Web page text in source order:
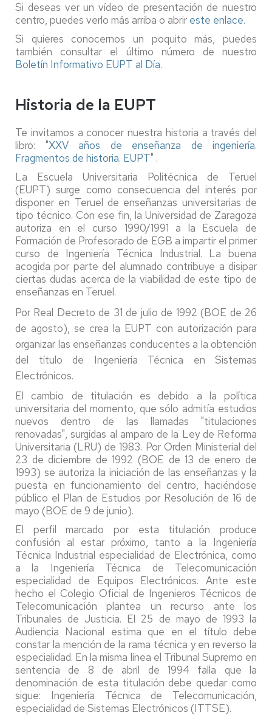
Si deseas ver un vídeo de presentación de nuestro
centro, puedes verlo más arriba o abrir este enlace.
Si quieres conocernos un poquito más, puedes
también consultar el último número de nuestro
Boletín Informativo EUPT al Día.
Historia de la EUPT
Te invitamos a conocer nuestra historia a través del
libro: "XXV años de enseñanza de ingeniería.
Fragmentos de historia. EUPT" .
La Escuela Universitaria Politécnica de Teruel
(EUPT) surge como consecuencia del interés por
disponer en Teruel de enseñanzas universitarias de
tipo técnico. Con ese fin, la Universidad de Zaragoza
autoriza en el curso 1990/1991 a la Escuela de
Formación de Profesorado de EGB a impartir el primer
curso de Ingeniería Técnica Industrial. La buena
acogida por parte del alumnado contribuye a disipar
ciertas dudas acerca de la viabilidad de este tipo de
enseñanzas en Teruel.
Por Real Decreto de 31 de julio de 1992 (BOE de 26
de agosto), se crea la EUPT con autorización para
organizar las enseñanzas conducentes a la obtención
del título de Ingeniería Técnica en Sistemas
Electrónicos.
El cambio de titulación es debido a la política
universitaria del momento, que sólo admitía estudios
nuevos dentro de las llamadas "titulaciones
renovadas", surgidas al amparo de la Ley de Reforma
Universitaria (LRU) de 1983. Por Orden Ministerial del
23 de diciembre de 1992 (BOE de 13 de enero de
1993) se autoriza la iniciación de las enseñanzas y la
puesta en funcionamiento del centro, haciéndose
público el Plan de Estudios por Resolución de 16 de
mayo (BOE de 9 de junio).
El perfil marcado por esta titulación produce
confusión al estar próximo, tanto a la Ingeniería
Técnica Industrial especialidad de Electrónica, como
a la Ingeniería Técnica de Telecomunicación
especialidad de Equipos Electrónicos. Ante este
hecho el Colegio Oficial de Ingenieros Técnicos de
Telecomunicación plantea un recurso ante los
Tribunales de Justicia. El 25 de mayo de 1993 la
Audiencia Nacional estima que en el título debe
constar la mención de la rama técnica y en reverso la
especialidad. En la misma línea el Tribunal Supremo en
sentencia de 8 de abril de 1994 falla que la
denominación de esta titulación debe quedar como
sigue: Ingeniería Técnica de Telecomunicación,
especialidad de Sistemas Electrónicos (ITTSE).